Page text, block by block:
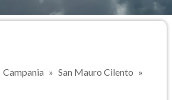
Campania
San Mauro Cilento